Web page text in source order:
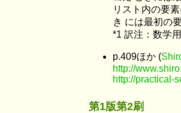
リスト内の要
き には最初の
*1 訳注：数学
p.409ほか (
http://
http://practical-
第1版第2刷